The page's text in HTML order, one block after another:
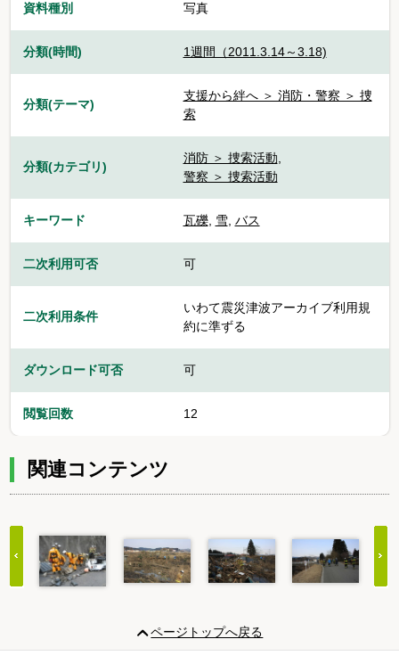
資料種別 写真
分類(時間) 1週間（2011.3.14～3.18)
分類(テーマ)
支援から絆へ ＞ 消防・警察 ＞ 捜
索
分類(カテゴリ)
消防 ＞ 捜索活動,
警察 ＞ 捜索活動
キーワード 瓦礫, 雪, バス
二次利用可否 可
二次利用条件
いわて震災津波アーカイブ利用規
約に準ずる
ダウンロード可否 可
閲覧回数 12
関連コンテンツ
20
ページトップへ戻る